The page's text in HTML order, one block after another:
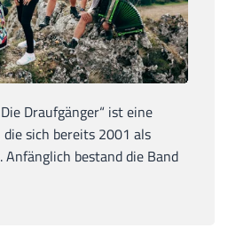
Draufgänger“ ist eine
sich bereits 2001 als
Anfänglich bestand die Band